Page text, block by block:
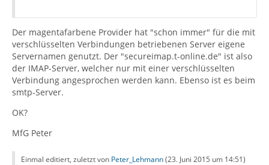
Der magentafarbene Provider hat "schon immer" für die mit
verschlüsselten Verbindungen betriebenen Server eigene
Servernamen genutzt. Der "secureimap.t-online.de" ist also
der IMAP-Server, welcher nur mit einer verschlüsselten
Verbindung angesprochen werden kann. Ebenso ist es beim
smtp-Server.
OK?
MfG Peter
Einmal editiert, zuletzt von Peter_Lehmann(23. Juni 2015 um 14:51)